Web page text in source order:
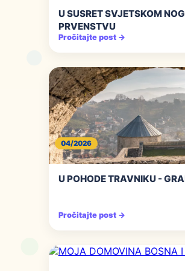
U SUSRET SVJETSKOM
PRVENSTVU
Pročitajte post →
04/2026
U POHODE TRAVNIKU -
Pročitajte post →